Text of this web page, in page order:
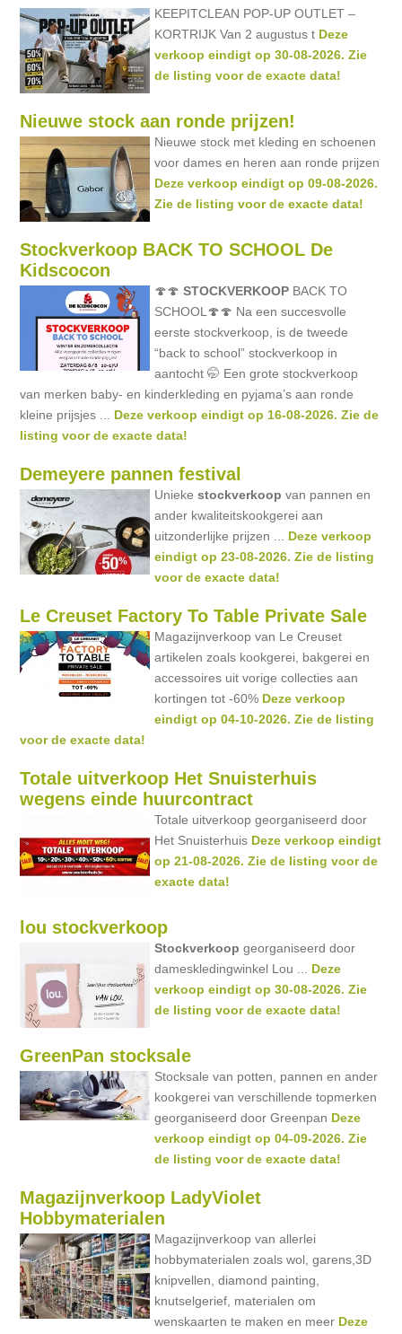
KEEPITCLEAN POP-UP OUTLET –
KORTRIJK Van 2 augustus t Deze
verkoop eindigt op 30-08-2026. Zie
de listing voor de exacte data!
Nieuwe stock aan ronde prijzen!
Nieuwe stock met kleding en schoenen
voor dames en heren aan ronde prijzen
Deze verkoop eindigt op 09-08-2026.
Zie de listing voor de exacte data!
Stockverkoop BACK TO SCHOOL De
Kidscocon
🍄🍄STOCKVERKOOP BACK TO
SCHOOL🍄🍄 Na een succesvolle
eerste stockverkoop, is de tweede
“back to school” stockverkoop in
aantocht 🤭 Een grote stockverkoop
van merken baby- en kinderkleding en pyjama’s aan ronde
kleine prijsjes ... Deze verkoop eindigt op 16-08-2026. Zie de
listing voor de exacte data!
Demeyere pannen festival
Uniekestockverkoop van pannen en
ander kwaliteitskookgerei aan
uitzonderlijke prijzen ... Deze verkoop
eindigt op 23-08-2026. Zie de listing
voor de exacte data!
Le Creuset Factory To Table Private Sale
Magazijnverkoop van Le Creuset
artikelen zoals kookgerei, bakgerei en
accessoires uit vorige collecties aan
kortingen tot -60% Deze verkoop
eindigt op 04-10-2026. Zie de listing
voor de exacte data!
Totale uitverkoop Het Snuisterhuis
wegens einde huurcontract
Totale uitverkoop georganiseerd door
Het Snuisterhuis Deze verkoop eindigt
op 21-08-2026. Zie de listing voor de
exacte data!
lou stockverkoop
Stockverkoop georganiseerd door
dameskledingwinkel Lou ... Deze
verkoop eindigt op 30-08-2026. Zie
de listing voor de exacte data!
GreenPan stocksale
Stocksale van potten, pannen en ander
kookgerei van verschillende topmerken
georganiseerd door Greenpan Deze
verkoop eindigt op 04-09-2026. Zie
de listing voor de exacte data!
Magazijnverkoop LadyViolet
Hobbymaterialen
Magazijnverkoop van allerlei
hobbymaterialen zoals wol, garens,3D
knipvellen, diamond painting,
knutselgerief, materialen om
wenskaarten te maken en meer Deze